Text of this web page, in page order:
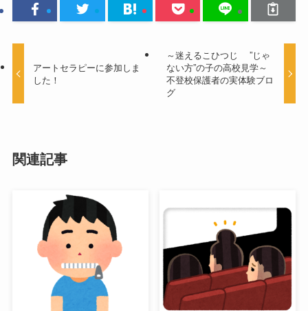
アートセラピーに参加しま
した！
～迷えるこひつじ ”じゃ
ない方”の子の高校見学～
不登校保護者の実体験ブロ
グ
関連記事